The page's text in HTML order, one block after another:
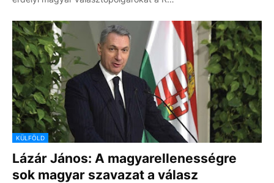
KÜLFÖLD
Lázár János: A magyarellenességre
sok magyar szavazat a válasz